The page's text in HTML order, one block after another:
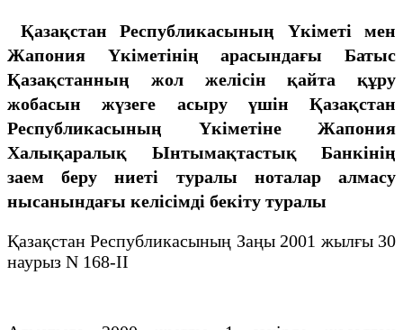
Қазақстан Республикасының Yкiметi мен
Жапония Үкiметiнiң арасындағы Батыс
Қазақстанның жол желiсiн қайта құру
жобасын жүзеге асыру үшiн Қазақстан
Республикасының Үкiметiне Жапония
Халықаралық Ынтымақтастық Банкiнiң
заем беру ниетi туралы ноталар алмасу
нысанындағы келiсiмдi бекiту туралы
Қазақстан Республикасының Заңы 2001 жылғы 30
наурыз N 168-II